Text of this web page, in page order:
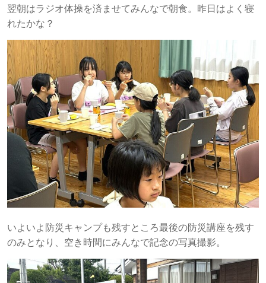
翌朝はラジオ体操を済ませてみんなで朝食。昨日はよく寝
れたかな？
いよいよ防災キャンプも残すところ最後の防災講座を残す
のみとなり、空き時間にみんなで記念の写真撮影。